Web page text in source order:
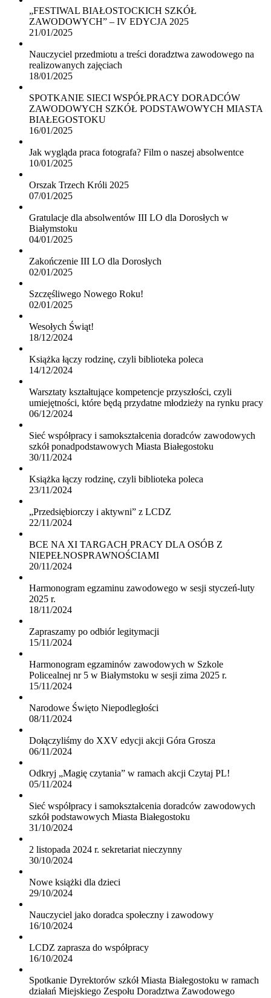
„FESTIWAL BIAŁOSTOCKICH SZKÓŁ
ZAWODOWYCH” – IV EDYCJA 2025
21/01/2025
Nauczyciel przedmiotu a treści doradztwa zawodowego na
realizowanych zajęciach
18/01/2025
SPOTKANIE SIECI WSPÓŁPRACY DORADCÓW
ZAWODOWYCH SZKÓŁ PODSTAWOWYCH MIASTA
BIAŁEGOSTOKU
16/01/2025
Jak wygląda praca fotografa? Film o naszej absolwentce
10/01/2025
Orszak Trzech Króli 2025
07/01/2025
Gratulacje dla absolwentów III LO dla Dorosłych w
Białymstoku
04/01/2025
Zakończenie III LO dla Dorosłych
02/01/2025
Szczęśliwego Nowego Roku!
02/01/2025
Wesołych Świąt!
18/12/2024
Książka łączy rodzinę, czyli biblioteka poleca
14/12/2024
Warsztaty kształtujące kompetencje przyszłości, czyli
umiejętności, które będą przydatne młodzieży na rynku pracy
06/12/2024
Sieć współpracy i samokształcenia doradców zawodowych
szkół ponadpodstawowych Miasta Białegostoku
30/11/2024
Książka łączy rodzinę, czyli biblioteka poleca
23/11/2024
„Przedsiębiorczy i aktywni” z LCDZ
22/11/2024
BCE NA XI TARGACH PRACY DLA OSÓB Z
NIEPEŁNOSPRAWNOŚCIAMI
20/11/2024
Harmonogram egzaminu zawodowego w sesji styczeń-luty
2025 r.
18/11/2024
Zapraszamy po odbiór legitymacji
15/11/2024
Harmonogram egzaminów zawodowych w Szkole
Policealnej nr 5 w Białymstoku w sesji zima 2025 r.
15/11/2024
Narodowe Święto Niepodległości
08/11/2024
Dołączyliśmy do XXV edycji akcji Góra Grosza
06/11/2024
Odkryj „Magię czytania” w ramach akcji Czytaj PL!
05/11/2024
Sieć współpracy i samokształcenia doradców zawodowych
szkół podstawowych Miasta Białegostoku
31/10/2024
2 listopada 2024 r. sekretariat nieczynny
30/10/2024
Nowe książki dla dzieci
29/10/2024
Nauczyciel jako doradca społeczny i zawodowy
16/10/2024
LCDZ zaprasza do współpracy
16/10/2024
Spotkanie Dyrektorów szkół Miasta Białegostoku w ramach
działań Miejskiego Zespołu Doradztwa Zawodowego